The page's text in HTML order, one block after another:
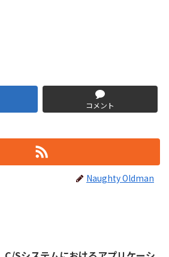
コメント
Naughty Oldman